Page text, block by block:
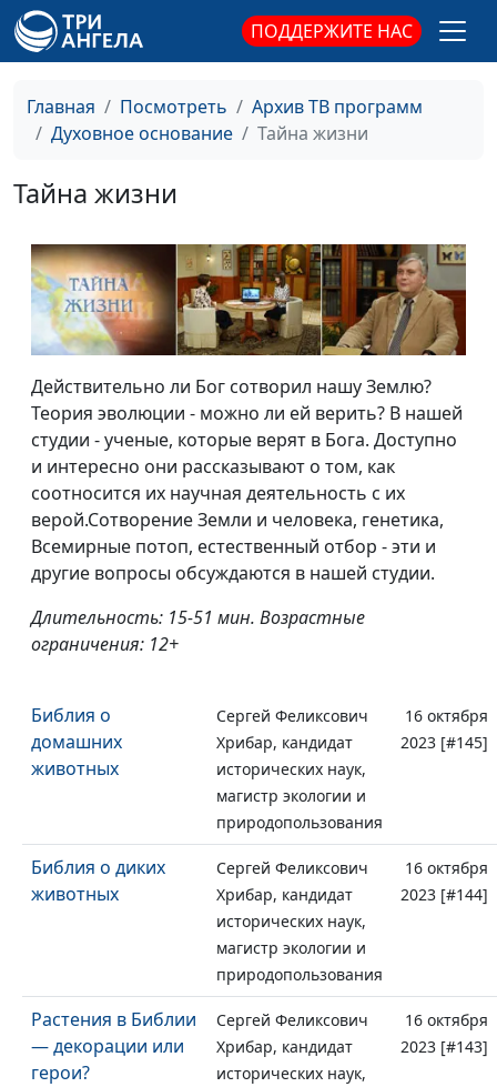
ПОДДЕРЖИТЕ НАС
Главная Посмотреть
Архив ТВ программ
Духовное основание
Тайна жизни
Тайна жизни
Действительно ли Бог сотворил нашу Землю?
Теория эволюции - можно ли ей верить? В нашей
студии - ученые, которые верят в Бога. Доступно
и интересно они рассказывают о том, как
соотносится их научная деятельность с их
верой.Сотворение Земли и человека, генетика,
Всемирные потоп, естественный отбор - эти и
другие вопросы обсуждаются в нашей студии.
Длительность: 15-51 мин. Возрастные
ограничения: 12+
Библия о
домашних
животных
Сергей Феликсович
Хрибар, кандидат
исторических наук,
магистр экологии и
природопользования
16 октября
2023 [#145]
Библия о диких
животных
Сергей Феликсович
Хрибар, кандидат
исторических наук,
магистр экологии и
природопользования
16 октября
2023 [#144]
Растения в Библии
— декорации или
герои?
Сергей Феликсович
Хрибар, кандидат
исторических наук,
16 октября
2023 [#143]